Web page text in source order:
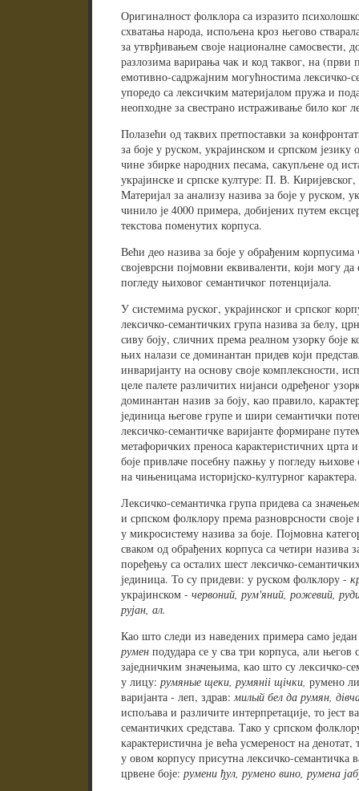
Оригиналност фолклора са изразито
схватања народа, испољена кроз његово
за утврђивањем своје националне самосвести,
разлозима варирања чак и код таквог, на (први
емотивно-садржајним могућностима лексичко-
упоредо са лексичким материјалом пружа и
неопходне за свестрано истраживање било ког
Полазећи од таквих претпоставки за
за боје у руском, украјинском и српском
чине збирке народних песама, сакупљене од
украјинске и српске културе: П. В.
Материјал за анализу назива за боје у руском,
чинило је 4000 примера, добијених путем
текстова поменутих корпуса.
Већи део назива за боје у обрађеним
својеврсни појмовни еквиваленти, који могу да
погледу њиховог семантичког потенцијала.
У системима руског, украјинског и српског
лексичко-семантичких група назива за белу,
сиву боју, сличних према реалном узорку боје
њих налази се доминантан придев који
инваријанту на основу своје комплексности,
целе палете различитих нијанси одређеног
доминантан назив за боју, као правило,
јединица његове групе и шири семантички
лексичко-семантичке варијанте формиране
метафоричких преноса карактеристичних
боје привлаче посебну пажњу у погледу
на чињеницама историјско-културног карактера.
Лексичко-семантичка група придева са
и српском фолклору према разноврсности своје
у микросистему назива за боје. Појмовна
сваком од обрађених корпуса са четири назива
поређењу са осталих шест лексичко-
јединица. То су придеви: у руском фолклору -
украјинском - червоний, рум'яний, рожевий,
рујан, ал.
Као што следи из наведених примера само
румен подудара се у сва три корпуса, али
заједничким значењима, као што су лексичко-
у лицу: румяные щеки, румяніі щічки, румено
варијанта - леп, здрав:милый бел да румян,
испољава и различите интерпретације, то јест
семантичких средстава. Тако у српском
карактеристична је већа усмереност на денотат,
у овом корпусу присутна лексичко-семантичка
црвене боје: румени ђул, румено вино, румена